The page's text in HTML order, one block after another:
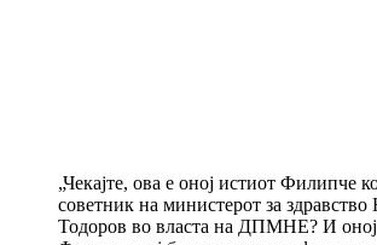
„Чекајте, ова е оној истиот Филипче
советник на министерот за здравство
Тодоров во власта на ДПМНЕ? И